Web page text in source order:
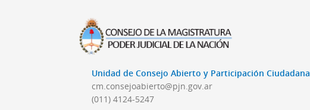
Unidad de Consejo Abierto y Participación Ciudadana
cm.consejoabierto@pjn.gov.ar
(011) 4124-5247